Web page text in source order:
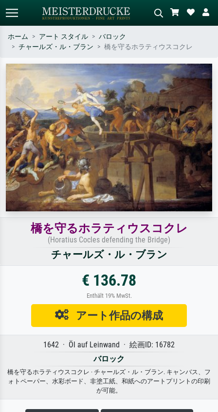
作家名・作品名・スタイルで検索
– 例：モネ、星月夜、印象派、北
斎の波、ヌード。
シーンを説明してください – 例：
緑の草原、赤の多い抽象画、暗い
油絵、木のそばの立ち姿のヌー
ド。
ホーム アート スタイル
バロック
チャールズ・ル・ブラン
橋を守るホラティウスコクレ
橋を守るホラティウスコクレ
(Horatius Cocles defending the Bridge)
チャールズ・ル・ブラン
€ 136.78
Enthält 19% MwSt.
アート作品の構成
1642 · Öl auf Leinwand · 絵画ID: 16782
バロック
橋を守るホラティウスコクレ · チャールズ・ル・ブラン. キャンバス、フ
ォトペーパー、水彩ボード、非塗工紙、和紙へのアートプリントの印刷
が可能。